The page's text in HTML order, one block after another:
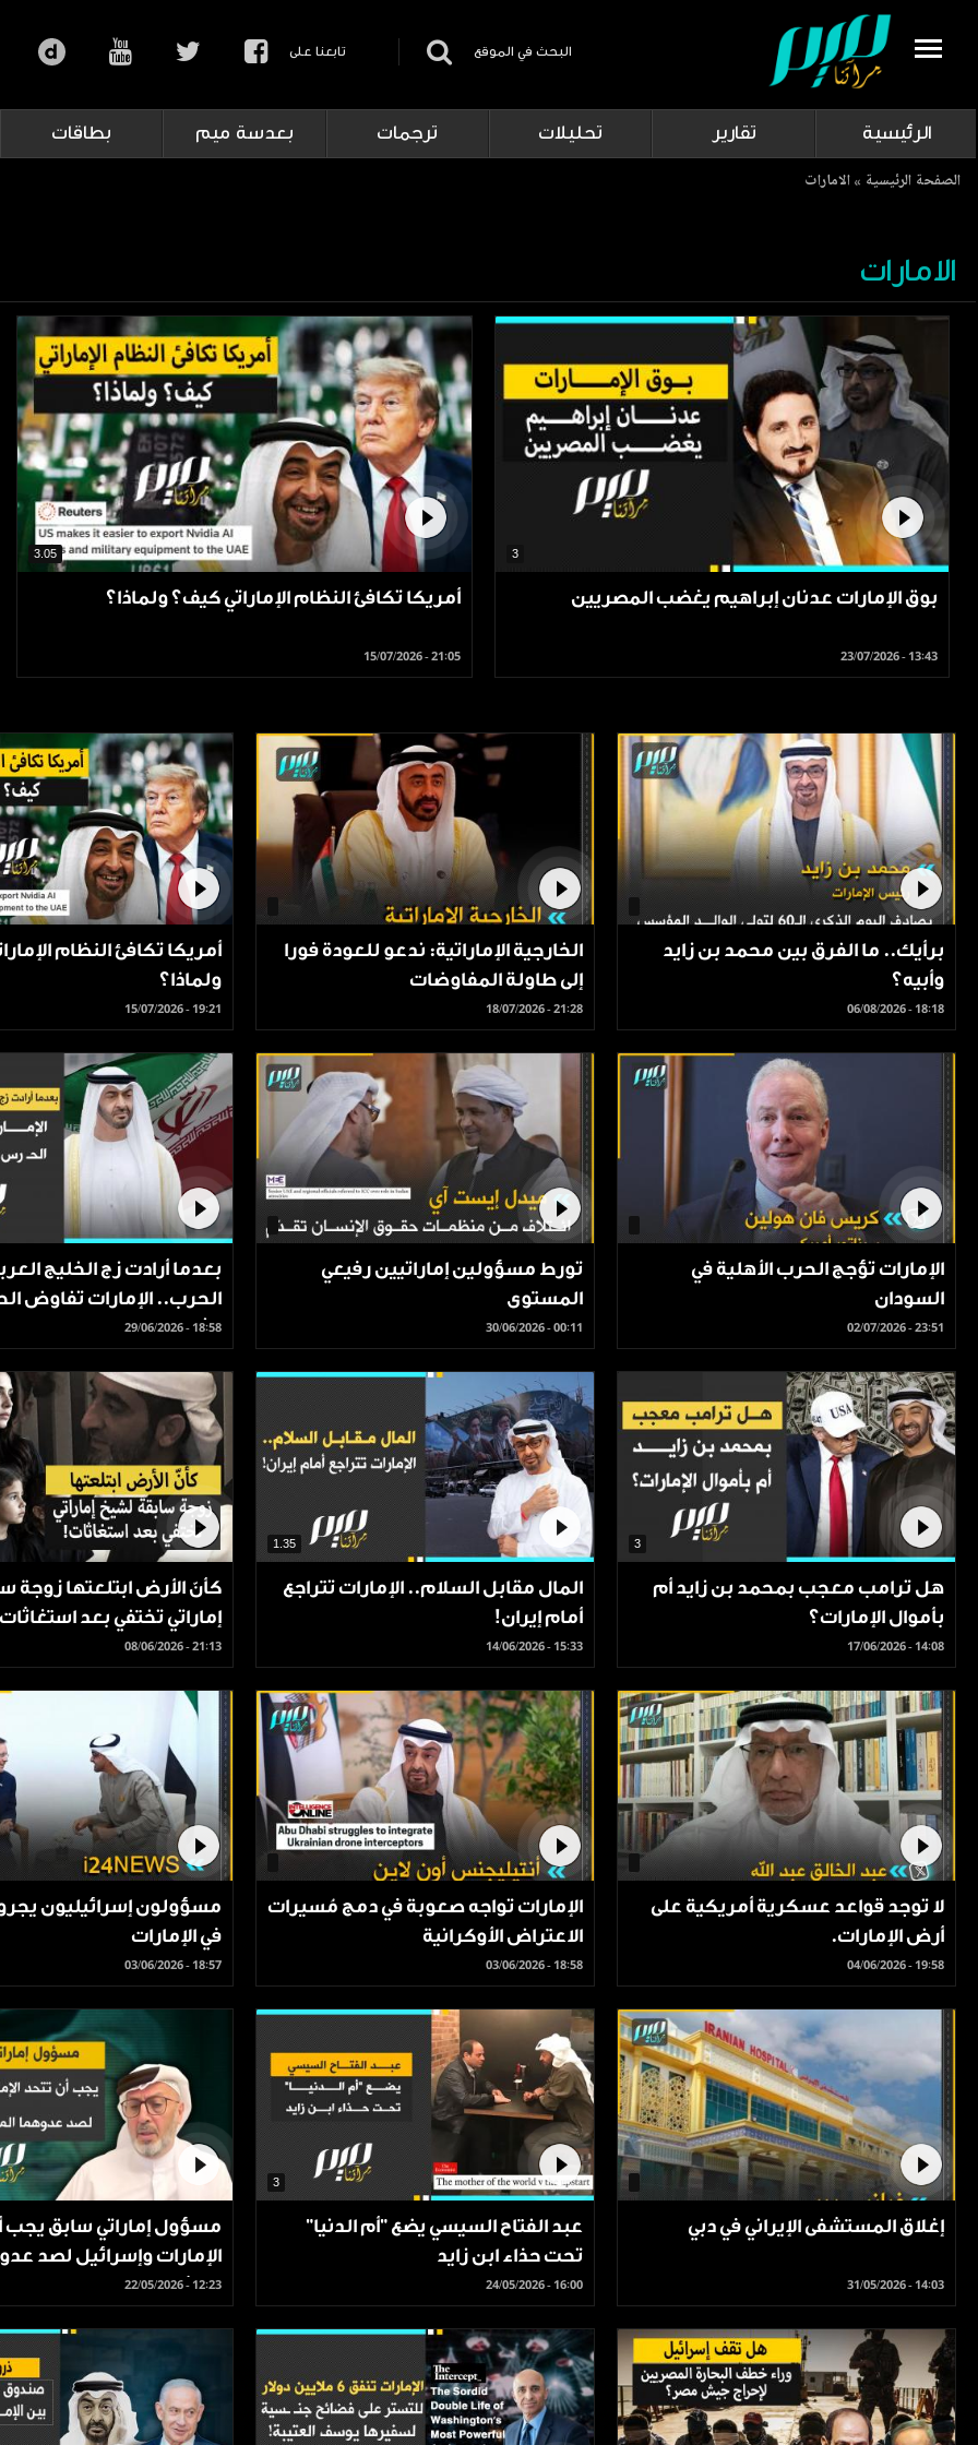
البحث في الموقع تابعنا على
الرئيسية تقارير تحليلات ترجمات بعدسة ميم بطاقات
Breadcrumb
الصفحة الرئيسية الامارات
الامارات
3
بوق الإمارات عدنان إبراهيم يغضب المصريين
23/07/2026 - 13:43
3.05
أمريكا تكافئ النظام الإماراتي كيف؟ ولماذا؟
15/07/2026 - 21:05
برأيك.. ما الفرق بين محمد بن زايد
وأبيه؟
06/08/2026 - 18:18
الخارجية الإماراتية: ندعو للعودة فورا
إلى طاولة المفاوضات
18/07/2026 - 21:28
أمريكا تكافئ النظام
ولماذا؟
15/07/2026 - 19:21
الإمارات تؤجج الحرب الأهلية في
السودان
02/07/2026 - 23:51
تورط مسؤولين إماراتيين رفيعي
المستوى
30/06/2026 - 00:11
بعدما أرادت زج الخليج
الحرب.. الإمارات تفاوض
الثوري الإيراني!‬
29/06/2026 - 18:58
3
هل ترامب معجب بمحمد بن زايد أم
بأموال الإمارات؟
17/06/2026 - 14:08
1.35
المال مقابل السلام.. الإمارات تتراجع
أمام إيران!
14/06/2026 - 15:33
كأنّ الأرض ابتلعتها زوجة
إماراتي تختفي بعد
08/06/2026 - 21:13
لا توجد قواعد عسكرية أمريكية على
أرض الإمارات.
04/06/2026 - 19:58
الإمارات تواجه صعوبة في دمج مُسيرات
الاعتراض الأوكرانية
03/06/2026 - 18:58
مسؤولون إسرائيليون
في الإمارات
03/06/2026 - 18:57
إغلاق المستشفى الإيراني في دبي
31/05/2026 - 14:03
3
عبد الفتاح السيسي يضع "أم الدنيا"
تحت حذاء ابن زايد
24/05/2026 - 16:00
مسؤول إماراتي سابق يجب
الإمارات وإسرائيل لصد
المشترك
22/05/2026 - 12:23